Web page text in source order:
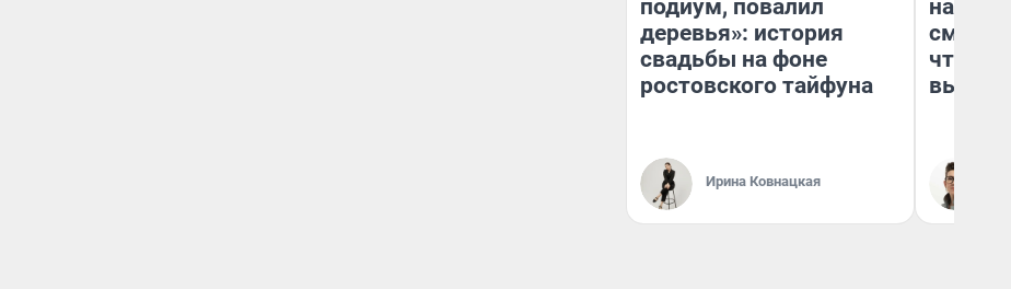
подиум, повалил
деревья»: история
свадьбы на фоне
ростовского тайфуна
Ирина Ковнацкая
чтобы